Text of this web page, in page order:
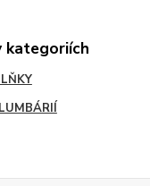
kategoriích